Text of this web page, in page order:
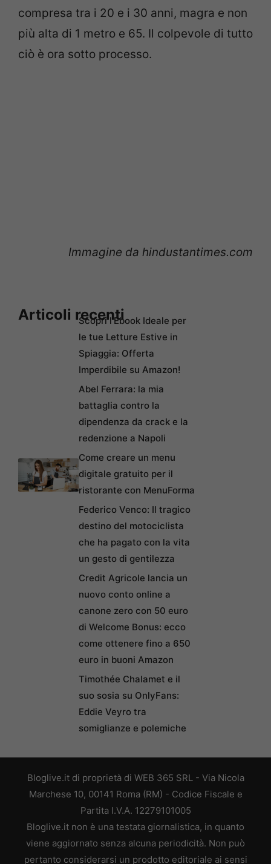
compresa tra i 20 e i 30 anni, magra e non
più alta di 1 metro e 65. Il colpevole di tutto
ciò è ora sotto processo.
Immagine da hindustantimes.com
Articoli recentiScopri l’Ebook Ideale per
le tue Letture Estive in
Spiaggia: Offerta
Imperdibile su Amazon!
Abel Ferrara: la mia
battaglia contro la
dipendenza da crack e la
redenzione a Napoli
Come creare un menu
digitale gratuito per il
ristorante con MenuForma
Federico Venco: Il tragico
destino del motociclista
che ha pagato con la vita
un gesto di gentilezza
Credit Agricole lancia un
nuovo conto online a
canone zero con 50 euro
di Welcome Bonus: ecco
come ottenere fino a 650
euro in buoni Amazon
Timothée Chalamet e il
suo sosia su OnlyFans:
Eddie Veyro tra
somiglianze e polemiche
Bloglive.it di proprietà di WEB 365 SRL - Via Nicola
Marchese 10, 00141 Roma (RM) - Codice Fiscale e
Partita I.V.A. 12279101005
Bloglive.it non è una testata giornalistica, in quanto
viene aggiornato senza alcuna periodicità. Non può
pertanto considerarsi un prodotto editoriale ai sensi